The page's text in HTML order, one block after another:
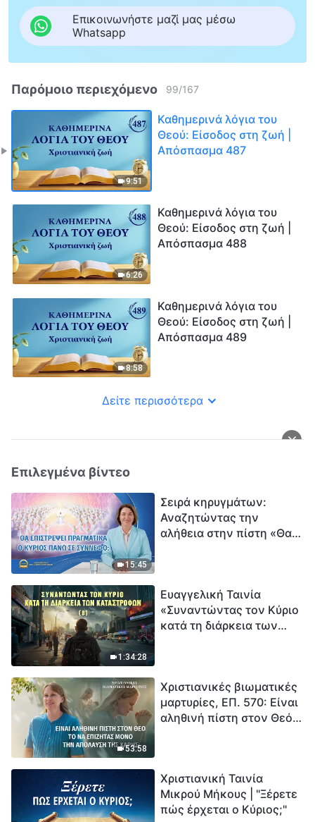
Επικοινωνήστε μαζί μας μέσω
Whatsapp
Παρόμοιο περιεχόμενο 99/167
9:51
Καθημερινά λόγια του
Θεού: Είσοδος στη ζωή |
Απόσπασμα 487
6:26
Καθημερινά λόγια του
Θεού: Είσοδος στη ζωή |
Απόσπασμα 488
8:58
Καθημερινά λόγια του
Θεού: Είσοδος στη ζωή |
Απόσπασμα 489
Δείτε περισσότερα
Επιλεγμένα βίντεο
15:45
Σειρά κηρυγμάτων:
Αναζητώντας την
αλήθεια στην πίστη «Θα
1:34:28
Ευαγγελική Ταινία
«Συναντώντας τον Κύριο
κατά τη διάρκεια των
εξαφάνισης». Οι
καταστροφές χτυπούν.
Ξεκινά η αντίστροφη
53:58
Χριστιανικές βιωματικές
μαρτυρίες, ΕΠ. 570: Είναι
αληθινή πίστη στον Θεό
Χριστιανική Ταινία
Μικρού Μήκους | "Ξέρετε
πώς έρχεται ο Κύριος;"